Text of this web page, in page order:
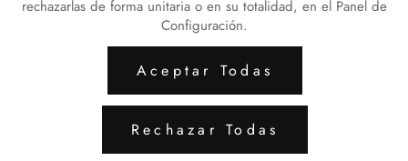
rechazarlas de forma unitaria o en su totalidad, en el Panel de
Configuración.
Aceptar Todas
Rechazar Todas
ARTICULOS LATÓN ARTICULOS DE
Aviso Legal
Política de Privacidad de Datos
Política de Cookies
Configuración de Cookies